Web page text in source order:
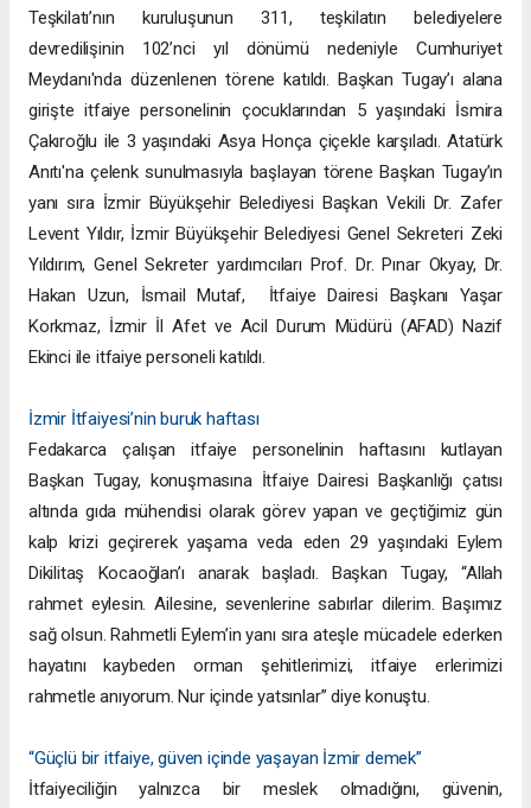
Teşkilatı’nın kuruluşunun 311, teşkilatın belediyelere
devredilişinin 102’nci yıl dönümü nedeniyle Cumhuriyet
Meydanı'nda düzenlenen törene katıldı. Başkan Tugay’ı alana
girişte itfaiye personelinin çocuklarından 5 yaşındaki İsmira
Çakıroğlu ile 3 yaşındaki Asya Honça çiçekle karşıladı. Atatürk
Anıtı'na çelenk sunulmasıyla başlayan törene Başkan Tugay’ın
yanı sıra İzmir Büyükşehir Belediyesi Başkan Vekili Dr. Zafer
Levent Yıldır, İzmir Büyükşehir Belediyesi Genel Sekreteri Zeki
Yıldırım, Genel Sekreter yardımcıları Prof. Dr. Pınar Okyay, Dr.
Hakan Uzun, İsmail Mutaf, İtfaiye Dairesi Başkanı Yaşar
Korkmaz, İzmir İl Afet ve Acil Durum Müdürü (AFAD) Nazif
Ekinci ile itfaiye personeli katıldı.
İzmir İtfaiyesi’nin buruk haftası
Fedakarca çalışan itfaiye personelinin haftasını kutlayan
Başkan Tugay, konuşmasına İtfaiye Dairesi Başkanlığı çatısı
altında gıda mühendisi olarak görev yapan ve geçtiğimiz gün
kalp krizi geçirerek yaşama veda eden 29 yaşındaki Eylem
Dikilitaş Kocaoğlan’ı anarak başladı. Başkan Tugay, “Allah
rahmet eylesin. Ailesine, sevenlerine sabırlar dilerim. Başımız
sağ olsun. Rahmetli Eylem’in yanı sıra ateşle mücadele ederken
hayatını kaybeden orman şehitlerimizi, itfaiye erlerimizi
rahmetle anıyorum. Nur içinde yatsınlar” diye konuştu.
“Güçlü bir itfaiye, güven içinde yaşayan İzmir demek”
İtfaiyeciliğin yalnızca bir meslek olmadığını, güvenin,